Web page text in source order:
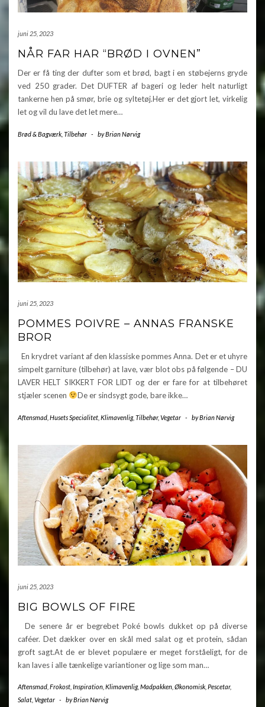
juni 25, 2023
NÅR FAR HAR “BRØD I OVNEN”
Der er få ting der dufter som et brød, bagt i en støbejerns gryde
ved 250 grader. Det DUFTER af bageri og leder helt naturligt
tankerne hen på smør, brie og syltetøj.Her er det gjort let, virkelig
let og vil du lave det let mere…
Brød & Bagværk Tilbehør - byBrian Nørvig
juni 25, 2023
POMMES POIVRE – ANNAS FRANSKE
BROR
En krydret variant af den klassiske pommes Anna. Det er et uhyre
simpelt garniture (tilbehør) at lave, vær blot obs på følgende – DU
LAVER HELT SIKKERT FOR LIDT og der er fare for at tilbehøret
stjæler scenen
De er sindsygt gode, bare ikke…
Aftensmad Husets Specialitet Klimavenlig, Tilbehør, Vegetar - byBrian Nørvig
juni 25, 2023
BIG BOWLS OF FIRE
De senere år er begrebet Poké bowls dukket op på diverse
caféer. Det dækker over en skål med salat og et protein, sådan
groft sagt.At de er blevet populære er meget forståeligt, for de
kan laves i alle tænkelige variantioner og lige som man…
Aftensmad Frokost Inspiration Klimavenlig, Madpakken Økonomisk Pescetar,
Salat Vegetar - byBrian Nørvig